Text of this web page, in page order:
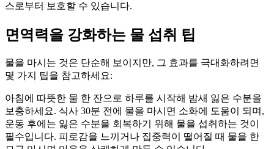
스로부터 보호할 수 있습니다.
면역력을 강화하는 물 섭취 팁
물을 마시는 것은 단순해 보이지만, 그 효과를 극대화하려면
몇 가지 팁을 참고하세요:
아침에 따뜻한 물 한 잔으로 하루를 시작해 밤새 잃은 수분을
보충하세요. 식사 30분 전에 물을 마시면 소화에 도움이 되며,
운동 후에는 잃은 수분을 회복하기 위해 물을 섭취하는 것이
필수입니다. 피로감을 느끼거나 집중력이 떨어질 때 물을 한